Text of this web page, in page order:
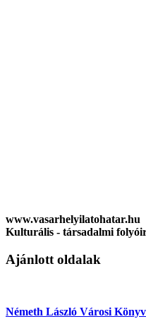
www.vasarhelyilatohatar.hu
Kulturális - társadalmi
Ajánlott oldalak
Németh László Városi